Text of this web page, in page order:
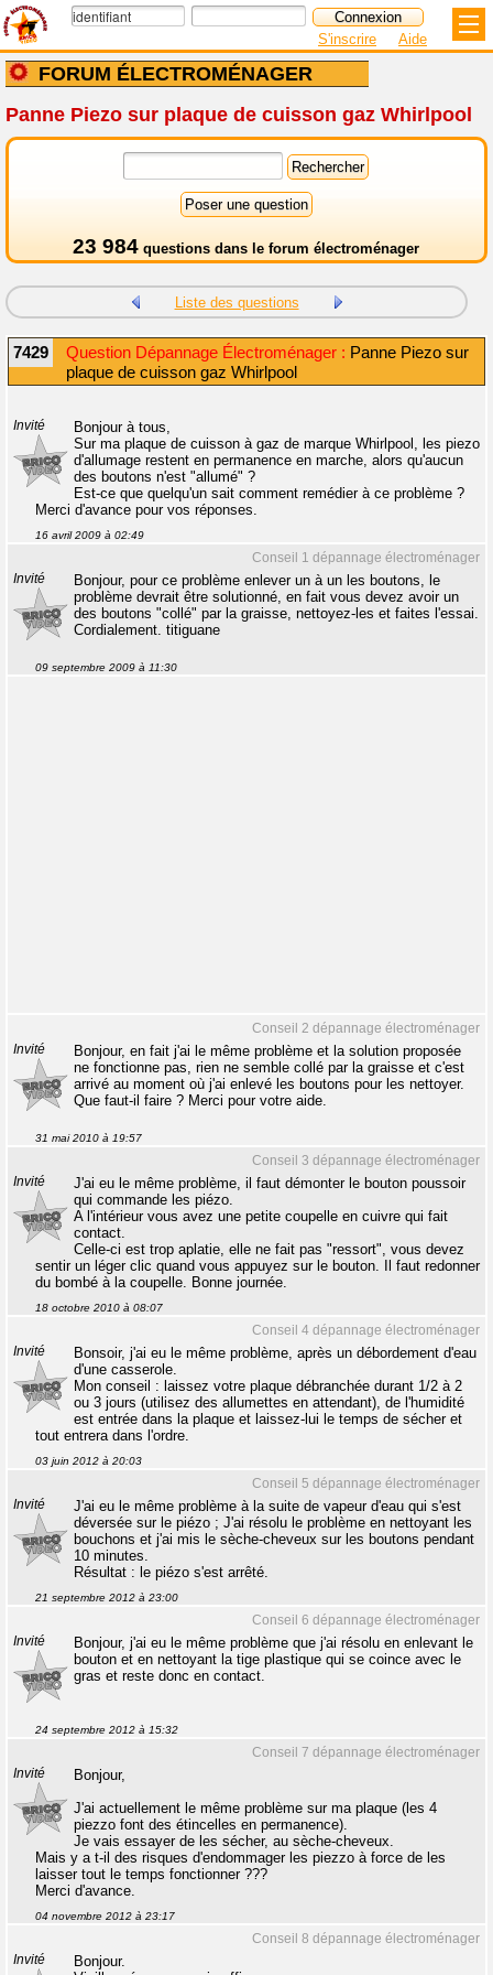
FORUM ÉLECTROMÉNAGER
S'inscrire Aide
Panne Piezo sur plaque de cuisson gaz Whirlpool
23 984 questions dans le forum électroménager
Liste des questions
7429 Question Dépannage Électroménager : Panne Piezo sur
plaque de cuisson gaz Whirlpool
Invité
Bonjour à tous,
Sur ma plaque de cuisson à gaz de marque Whirlpool, les piezo
d'allumage restent en permanence en marche, alors qu'aucun
des boutons n'est "allumé" ?
Est-ce que quelqu'un sait comment remédier à ce problème ?
Merci d'avance pour vos réponses.
16 avril 2009 à 02:49
Conseil 1 dépannage électroménager
Invité
Bonjour, pour ce problème enlever un à un les boutons, le
problème devrait être solutionné, en fait vous devez avoir un
des boutons "collé" par la graisse, nettoyez-les et faites l'essai.
Cordialement. titiguane
09 septembre 2009 à 11:30
Conseil 2 dépannage électroménager
Invité
Bonjour, en fait j'ai le même problème et la solution proposée
ne fonctionne pas, rien ne semble collé par la graisse et c'est
arrivé au moment où j'ai enlevé les boutons pour les nettoyer.
Que faut-il faire ? Merci pour votre aide.
31 mai 2010 à 19:57
Conseil 3 dépannage électroménager
Invité
J'ai eu le même problème, il faut démonter le bouton poussoir
qui commande les piézo.
A l'intérieur vous avez une petite coupelle en cuivre qui fait
contact.
Celle-ci est trop aplatie, elle ne fait pas "ressort", vous devez
sentir un léger clic quand vous appuyez sur le bouton. Il faut redonner
du bombé à la coupelle. Bonne journée.
18 octobre 2010 à 08:07
Conseil 4 dépannage électroménager
Invité
Bonsoir, j'ai eu le même problème, après un débordement d'eau
d'une casserole.
Mon conseil : laissez votre plaque débranchée durant 1/2 à 2
ou 3 jours (utilisez des allumettes en attendant), de l'humidité
est entrée dans la plaque et laissez-lui le temps de sécher et
tout entrera dans l'ordre.
03 juin 2012 à 20:03
Conseil 5 dépannage électroménager
Invité
J'ai eu le même problème à la suite de vapeur d'eau qui s'est
déversée sur le piézo ; J'ai résolu le problème en nettoyant les
bouchons et j'ai mis le sèche-cheveux sur les boutons pendant
10 minutes.
Résultat : le piézo s'est arrêté.
21 septembre 2012 à 23:00
Conseil 6 dépannage électroménager
Invité
Bonjour, j'ai eu le même problème que j'ai résolu en enlevant le
bouton et en nettoyant la tige plastique qui se coince avec le
gras et reste donc en contact.
24 septembre 2012 à 15:32
Conseil 7 dépannage électroménager
Invité
Bonjour,
J'ai actuellement le même problème sur ma plaque (les 4
piezzo font des étincelles en permanence).
Je vais essayer de les sécher, au sèche-cheveux.
Mais y a t-il des risques d'endommager les piezzo à force de les
laisser tout le temps fonctionner ???
Merci d'avance.
04 novembre 2012 à 23:17
Conseil 8 dépannage électroménager
Invité
Bonjour.